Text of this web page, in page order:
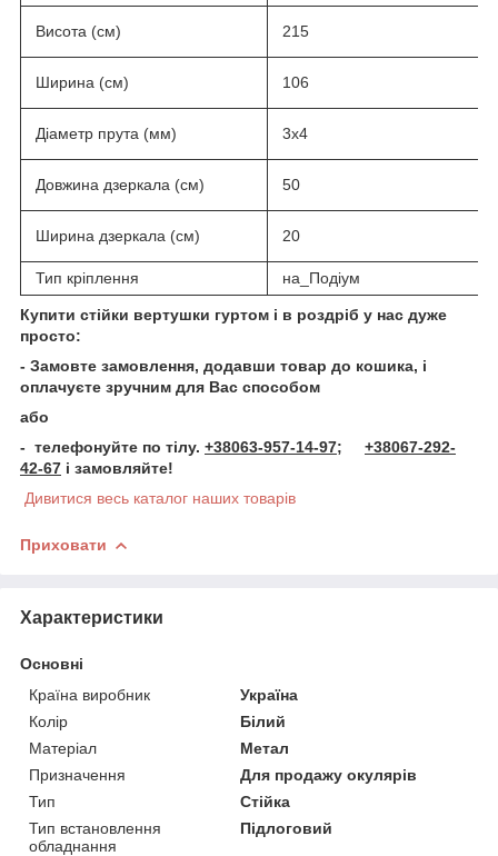
Висота (см) 215
Ширина (см) 106
Діаметр прута (мм) 3х4
Довжина дзеркала (см) 50
Ширина дзеркала (см) 20
Тип кріплення на_Подіум
Купити стійки вертушки гуртом і в роздріб у нас дуже
просто:
- Замовте замовлення, додавши товар до кошика, і
оплачуєте зручним для Вас способом
або
- телефонуйте по тілу. +38063-957-14-97;
+38067-292-
42-67 і замовляйте!
Дивитися весь каталог наших товарів
Приховати
Характеристики
Основні
Країна виробник
Україна
Колір
Білий
Матеріал
Метал
Призначення
Для продажу окулярів
Тип
Стійка
Тип встановлення
обладнання
Підлоговий